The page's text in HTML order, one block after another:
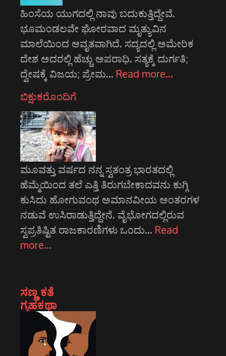
ಹಿಂಸೆಯ ಯುಗದಲ್ಲಿ ನಾವು ಬದುಕುತ್ತಿದ್ದೇವೆ.
ಭೂಮಂಡಲವೇ ಘೋರವಾದ ಮೃತ್ಯುವಿನ
ಮಾಲೆಯಿಂದ ಆವೃತವಾಗಿದೆ. ಸದ್ಯದಲ್ಲಿ ಅಮೇರಿಕ
ದೇಶ ಅದರಲ್ಲಿ ಹೆಚ್ಚು ಅಪರಾಧಿ. ಸತ್ಯಕ್ಕೆ ದುರ್ಗತಿ;
ದ್ವೇಷಕ್ಕೆ ವಿಜಯ; ಪ್ರೇಮ… Read more…
ಬಿಕ್ಷುಕರೊಂದಿಗೆ
ಮೂವತ್ತು ವರ್ಷದ ನನ್ನ ಸ್ವತಂತ್ರ ಭಾರತದಲ್ಲಿ
ಹೆಮ್ಮೆಯಿಂದ ತಲೆ ಎತ್ತಿ ತಿರುಗಬೇಕಾದವನು ಕುಗ್ಗಿ
ಕುಸಿದು ಹೋಗುವಂಥ ಅಮಾನವೀಯ ಅಂತರಗಳ
ನಡುವೆ ಉಸಿರಾಡುತ್ತಿದ್ದೇನೆ. ವೈಭೋಗದಲ್ಲಿರುವ
ಸ್ವಪ್ರತಿಷ್ಟಿತ ರಾಜಕಾರಣಿಗಳು ಒಂದು… Read
more…
ಸಣ್ಣ ಕತೆ
ಗ್ರಹಕಥಾ